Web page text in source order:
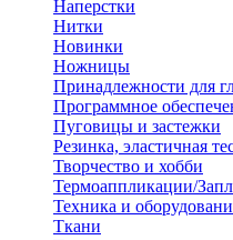
Наперстки
Нитки
Новинки
Ножницы
Принадлежности для
Программное
Пуговицы и застежки
Резинка, эластичная
Творчество и хобби
Термоаппликации/
Техника и
Ткани